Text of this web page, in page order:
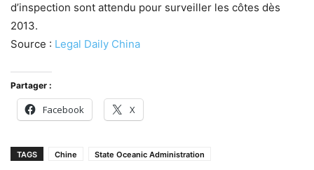
d’inspection sont attendu pour surveiller les côtes dès
2013.
Source : Legal Daily China
Partager :
Facebook X
TAGS Chine State Oceanic Administration